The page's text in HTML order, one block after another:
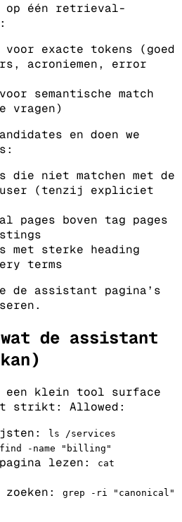
op één retrieval-
exacte tokens (goed
acroniemen, error
semantische match
vragen)
en doen we
die niet matchen met de
user (tenzij expliciet
pages boven tag pages
met sterke heading
terms
de assistant pagina’s
de assistant
een klein tool surface
strikt:
Allowed:
ls /services
find - name " billing "
lezen:
cat
grep - ri " canonical "